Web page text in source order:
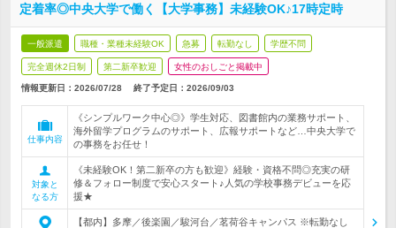
定着率◎中央大学で働く【大学事務】未経験OK♪17時定時
一般派遣 職種・業種未経験OK 急募 転勤なし 学歴不問
完全週休2日制 第二新卒歓迎 女性のおしごと掲載中
情報更新日：2026/07/28 終了予定日： 2026/09/03
仕事内容
《シンプルワーク中心◎》学生対応、図書館内の業務サポート、
海外留学プログラムのサポート、広報サポートなど…中央大学で
の事務をお任せ！
対象と
なる方
《未経験OK！第二新卒の方も歓迎》経験・資格不問◎充実の研
修＆フォロー制度で安心スタート♪人気の学校事務デビューを応
援★
【都内】多摩／後楽園／駿河台／茗荷谷キャンパス ※転勤なし